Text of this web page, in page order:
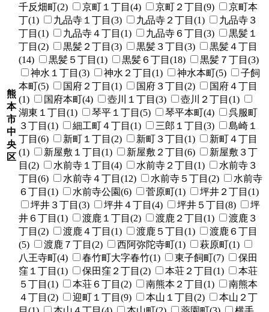
熊
本
市
中
央
区
千反畑町(2)
京町１丁目(4) 京町２丁目(9)
京町本
丁(1)
九品寺１丁目(3) 九品寺２丁目(1)
九品寺３
丁目(1)
九品寺４丁目(1) 九品寺６丁目(3)
黒髪１
丁目(2)
黒髪２丁目(3) 黒髪３丁目(3)
黒髪４丁目
(14)
黒髪５丁目(1) 黒髪６丁目(18)
黒髪７丁目(3)
神水１丁目(3)
神水２丁目(1) 神水本町(5)
子飼
本町(5)
国府２丁目(1) 国府３丁目(2)
国府４丁目
(1)
国府本町(4) 壺川１丁目(3)
壺川２丁目(1)
湖東１丁目(1)
琴平１丁目(5) 琴平本町(4)
呉服町
３丁目(1)
細工町４丁目(1) 三郎１丁目(3)
島崎１
丁目(6)
新町１丁目(2) 新町３丁目(1)
新町４丁目
(1)
新屋敷１丁目(1) 新屋敷２丁目(6)
新屋敷３丁
目(2)
水前寺１丁目(4) 水前寺２丁目(1)
水前寺３
丁目(6)
水前寺４丁目(12) 水前寺５丁目(2)
水前寺
６丁目(1)
水前寺公園(6) 菅原町(1)
坪井２丁目(1)
坪井３丁目(3)
坪井４丁目(4) 坪井５丁目(8)
坪
井６丁目(1)
渡鹿１丁目(2) 渡鹿２丁目(1)
渡鹿３
丁目(2)
渡鹿４丁目(1) 渡鹿５丁目(1)
渡鹿６丁目
(5)
渡鹿７丁目(2) 西阿弥陀寺町(1)
萩原町(1)
八王寺町(4)
春竹町大字春竹(1) 東子飼町(7)
保田
窪１丁目(1)
保田窪２丁目(2) 本荘２丁目(1)
本荘
５丁目(1)
本荘６丁目(2) 南熊本２丁目(1)
南熊本
４丁目(2)
迎町１丁目(9) 本山１丁目(2)
本山２丁